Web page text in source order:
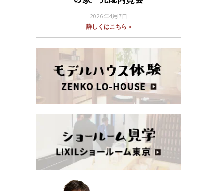
2026年4月7日
詳しくはこちら »